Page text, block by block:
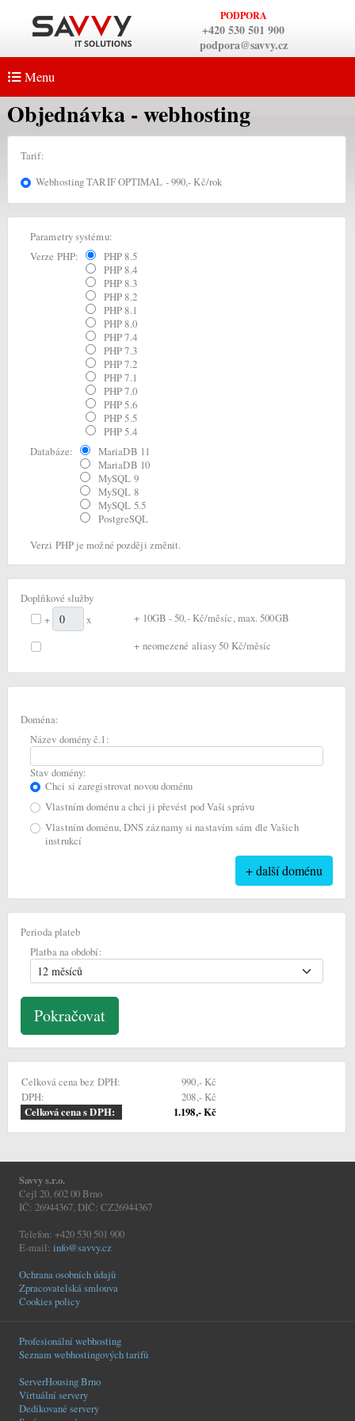
PODPORA
+420 530 501 900
podpora@savvy.cz
Menu
Objednávka - webhosting
Tarif:
Webhosting TARIF OPTIMAL - 990,- Kč/rok
Parametry systému:
Verze PHP:
PHP 8.5
PHP 8.4
PHP 8.3
PHP 8.2
PHP 8.1
PHP 8.0
PHP 7.4
PHP 7.3
PHP 7.2
PHP 7.1
PHP 7.0
PHP 5.6
PHP 5.5
PHP 5.4
Databáze:
MariaDB 11
MariaDB 10
MySQL 9
MySQL 8
MySQL 5.5
PostgreSQL
Verzi PHP je možné později změnit.
Doplňkové služby
+
x
+ 10GB - 50,- Kč/měsíc, max. 500GB
+ neomezené aliasy 50 Kč/měsíc
Doména:
Název domény č.1:
Stav domény:
Chci si zaregistrovat novou doménu
Vlastním doménu a chci ji převést pod Vaši správu
Vlastním doménu, DNS záznamy si nastavím sám dle Vašich
instrukcí
Perioda plateb
Platba na období:
Celková cena bez DPH: 990,-Kč
DPH:
208,-Kč
Celková cena s DPH:
1.198,-Kč
Savvy s.r.o.
Cejl 20, 602 00 Brno
IČ: 26944367, DIČ: CZ26944367
Telefon: +420 530 501 900
E-mail: info@savvy.cz
Ochrana osobních údajů
Zpracovatelská smlouva
Cookies policy
Profesionální webhosting
Seznam webhostingových tarifů
ServerHousing Brno
Virtuální servery
Dedikované servery